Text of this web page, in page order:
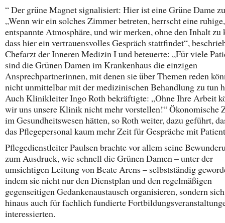
“ Der grüne Magnet signalisiert: Hier ist eine Grüne Dame
„Wenn wir ein solches Zimmer betreten, herrscht eine ruhige,
entspannte Atmosphäre, und wir merken, ohne den Inhalt zu
dass hier ein vertrauensvolles Gespräch stattfindet“,
Chefarzt der Inneren Medizin I und beteuerte: „Für viele
sind die Grünen Damen im Krankenhaus die einzigen
Ansprechpartnerinnen, mit denen sie über Themen reden
nicht unmittelbar mit der medizinischen Behandlung zu tun
Auch Klinikleiter Ingo Roth bekräftigte: „Ohne Ihre Arbeit
wir uns unsere Klinik nicht mehr vorstellen!“ Ökonomische
im Gesundheitswesen hätten, so Roth weiter, dazu geführt,
das Pflegepersonal kaum mehr Zeit für Gespräche mit
Pflegedienstleiter Paulsen brachte vor allem seine
zum Ausdruck, wie schnell die Grünen Damen – unter der
umsichtigen Leitung von Beate Arens – selbstständig
indem sie nicht nur den Dienstplan und den regelmäßigen
gegenseitigen Gedankenaustausch organisieren, sondern
hinaus auch für fachlich fundierte
interessierten.